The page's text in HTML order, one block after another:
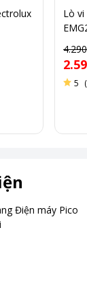
rã đông,
Lò
5